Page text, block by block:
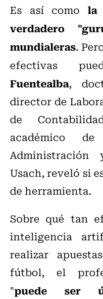
Es así como la
verdadero
mundialeras.
efectivas
Fuentealba,
director de
de
académico
Usach, reveló si
de herramienta.
Sobre qué tan
inteligencia
realizar
fútbol, el
"puede ser